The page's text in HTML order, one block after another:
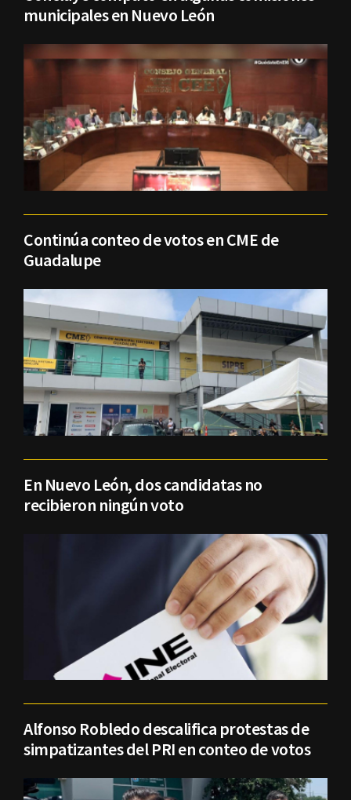
municipales en Nuevo León
Continúa conteo de votos en CME de
Guadalupe
En Nuevo León, dos candidatas no
recibieron ningún voto
Alfonso Robledo descalifica protestas de
simpatizantes del PRI en conteo de votos